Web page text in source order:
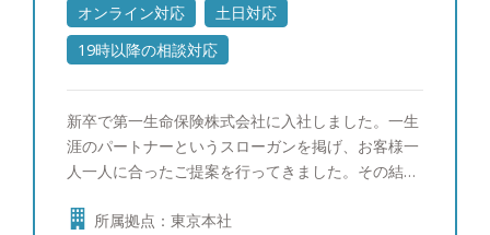
オンライン対応
土日対応
19時以降の相談対応
新卒で第一生命保険株式会社に入社しました。一生
涯のパートナーというスローガンを掲げ、お客様一
人一人に合ったご提案を行ってきました。その結
の看板としてホームページにも掲載されておりまし
所属拠点：東京本社